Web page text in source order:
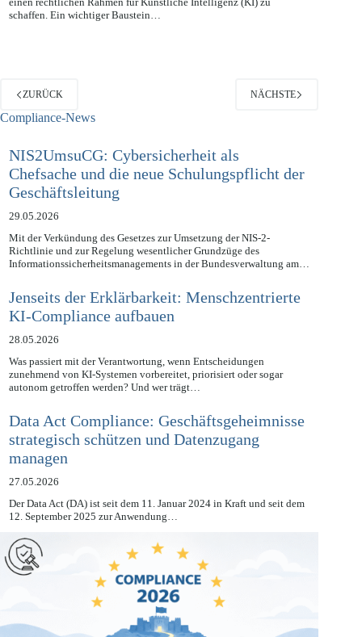
Die Europäische Union strebt mit verschiedenen Initiativen danach,
einen rechtlichen Rahmen für Künstliche Intelligenz (KI) zu
ZURÜCK
NIS2UmsuCG: Cybersicherheit als
Chefsache und die neue Schulungspflicht der
Geschäftsleitung
29.05.2026
Mit der Verkündung des Gesetzes zur Umsetzung der NIS-2-
Richtlinie und zur Regelung wesentlicher Grundzüge des
Jenseits der Erklärbarkeit: Menschzentrierte
KI-Compliance aufbauen
28.05.2026
Was passiert mit der Verantwortung, wenn Entscheidungen
zunehmend von KI-Systemen vorbereitet, priorisiert oder sogar
Data Act Compliance: Geschäftsgeheimnisse
strategisch schützen und Datenzugang
managen
27.05.2026
Der Data Act (DA) ist seit dem 11. Januar 2024 in Kraft und seit dem